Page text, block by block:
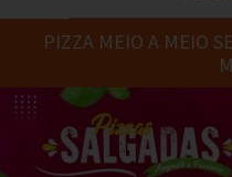
PIZZA MEIO A MEIO